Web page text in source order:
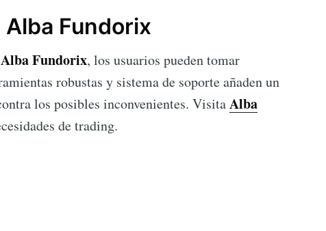
Fundorix
Alba Fundorix, los usuarios pueden tomar
robustas y sistema de soporte añaden un
los posibles inconvenientes. VisitaAlba
de trading.